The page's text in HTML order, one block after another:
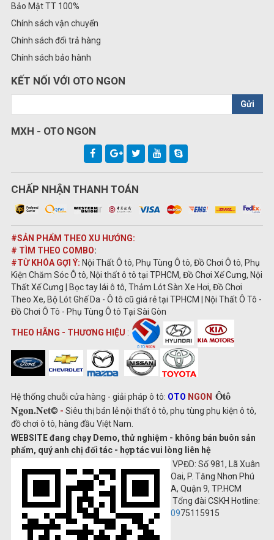
Bảo Mật TT 100%
Chính sách vận chuyển
Chính sách đổi trả hàng
Chính sách bảo hành
KẾT NỐI VỚI OTO NGON
Gửi
MXH - OTO NGON
CHẤP NHẬN THANH TOÁN
#SẢN PHẨM THEO XU HƯỚNG:
# TÌM THEO COMBO:
#TỪ KHÓA GỢI Ý: Nội Thất Ô tô, Phụ Tùng Ô tô, Đồ Chơi Ô tô, Phụ
Kiện Chăm Sóc Ô tô, Nội thất ô tô tại TPHCM, Đồ Chơi Xế Cưng, Nội
Thất Xế Cưng | Bọc tay lái ô tô, Thảm Lót Sàn Xe Hơi, Đồ Chơi
Theo Xe, Bộ Lót Ghế Da - Ô tô cũ giá rẻ tại TPHCM | Nội Thất Ô Tô -
Đồ Chơi Ô Tô - Phụ Tùng Ô tô Tại Sài Gòn
THEO HÃNG - THƯƠNG HIỆU :
Hệ thống chuỗi cửa hàng - giải pháp ô tô: OTO NGON Ôtô
Ngon.Net© - Siêu thị bán lẻ nội thất ô tô, phụ tùng phụ kiện ô tô,
đồ chơi ô tô, hàng đầu Việt Nam.
WEBSITE đang chạy Demo, thử nghiệm - không bán buôn sản
phẩm, quý anh chị đối tác - hợp tác vui lòng liên hệ
VPĐD: Số 981, Lã Xuân
Oai, P. Tăng Nhơn Phú
A, Quận 9, TP.HCM
Tổng đài CSKH Hotline:
0975115915